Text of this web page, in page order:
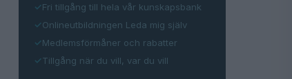
Fri tillgång till hela vår kunskapsbank
Onlineutbildningen Leda mig själv
Medlemsförmåner och rabatter
Tillgång när du vill, var du vill